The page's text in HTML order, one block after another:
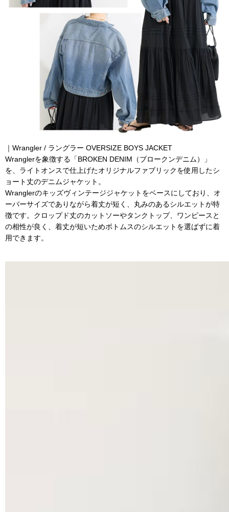
｜ Wrangler / ラングラー OVERSIZE BOYS JACKET
Wranglerを象徴する「BROKEN DENIM（ブロークンデニム）」
を、ライトオンスで仕上げたオリジナルファブリックを使用したシ
ョート丈のデニムジャケット。
Wranglerのキッズヴィンテージジャケットをベースにしており、オ
ーバーサイズでありながら着丈が短く、丸みのあるシルエットが特
徴です。クロップド丈のカットソーやタンクトップ、ワンピースと
の相性が良く、着丈が短いためボトムスのシルエットを選ばずに着
用できます。